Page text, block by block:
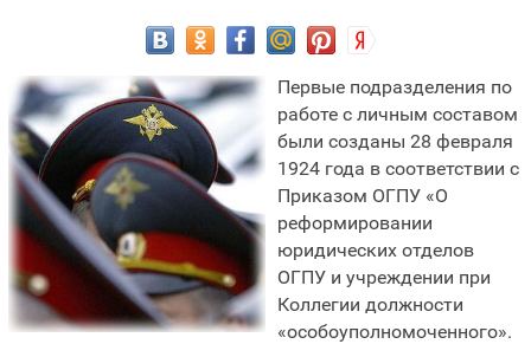
Первые подразделения по
работе с личным составом
были созданы 28 февраля
1924 года в соответствии с
Приказом ОГПУ «О
реформировании
юридических отделов
ОГПУ и учреждении при
Коллегии должности
«особоуполномоченного».